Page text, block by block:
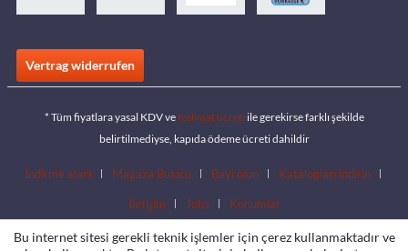
Vertrag widerrufen
* Tüm fiyatlara yasal KDV veteslimat ücreti ile gerekirse farklı şekilde
belirtilmediyse, kapıda ödeme ücreti dahildir
İndirme alanı Mağaza Bulucu Bayi olun Katalogları indirin
İletişim Jobs Konumlar
Bu internet sitesi gerekli teknik işlemler için çerez kullanmaktadır ve